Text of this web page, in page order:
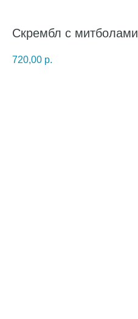
Скрембл с митболами
720,00 р.